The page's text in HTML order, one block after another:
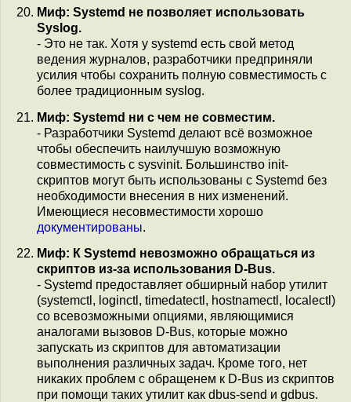
Миф: Systemd не позволяет использовать
Syslog.
- Это не так. Хотя у systemd есть свой метод
ведения журналов, разработчики предприняли
усилия чтобы сохранить полную совместимость с
более традиционным syslog.
Миф: Systemd ни с чем не совместим.
- Разработчики Systemd делают всё возможное
чтобы обеспечить наилучшую возможную
совместимость с sysvinit. Большинство init-
скриптов могут быть использованы с Systemd без
необходимости внесения в них изменений.
Имеющиеся несовместимости хорошо
документированы.
Миф: К Systemd невозможно обращаться из
скриптов из-за использования D-Bus.
- Systemd предоставляет обширный набор утилит
(systemctl, loginctl, timedatectl, hostnamectl, localectl)
со всевозможными опциями, являющимися
аналогами вызовов D-Bus, которые можно
запускать из скриптов для автоматизации
выполнения различных задач. Кроме того, нет
никаких проблем с обращенем к D-Bus из скриптов
при помощи таких утилит как dbus-send и gdbus.